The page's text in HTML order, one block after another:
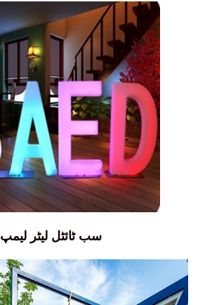
Light Up LED سب ٹائٹل لیٹر لیمپ